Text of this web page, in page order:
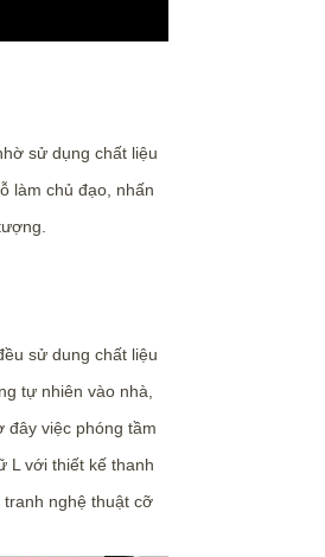
sử dụng chất liệu
làm chủ đạo, nhấn
sử dung chất liệu
tự nhiên vào nhà,
đây việc phóng tầm
L với thiết kế thanh
nghệ thuật cỡ